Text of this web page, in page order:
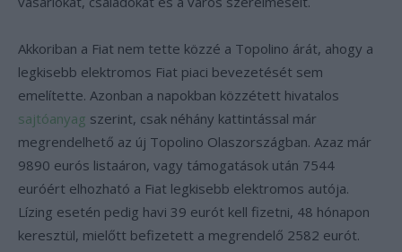
Akkoriban a Fiat nem tette közzé a Topolino árát, ahogy a
legkisebb elektromos Fiat piaci bevezetését sem
emelítette. Azonban a napokban közzétett hivatalos
sajtóanyag szerint, csak néhány kattintással már
megrendelhető az új Topolino Olaszországban. Azaz már
9890 eurós listaáron, vagy támogatások után 7544
euróért elhozható a Fiat legkisebb elektromos autója.
Lízing esetén pedig havi 39 eurót kell fizetni, 48 hónapon
keresztül, mielőtt befizetett a megrendelő 2582 eurót.